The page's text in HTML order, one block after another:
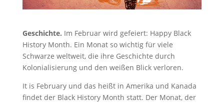
Geschichte. Im Februar wird gefeiert: Happy Black
History Month. Ein Monat so wichtig für viele
Schwarze weltweit, die ihre Geschichte durch
Kolonialisierung und den weißen Blick verloren.
It is February und das heißt in Amerika und Kanada
findet der Black History Month statt. Der Monat, der